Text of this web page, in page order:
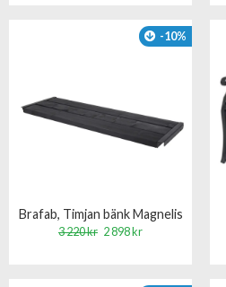
Brafab, Timjan bänk Magnelis
3 220 kr 2 898 kr
-10%